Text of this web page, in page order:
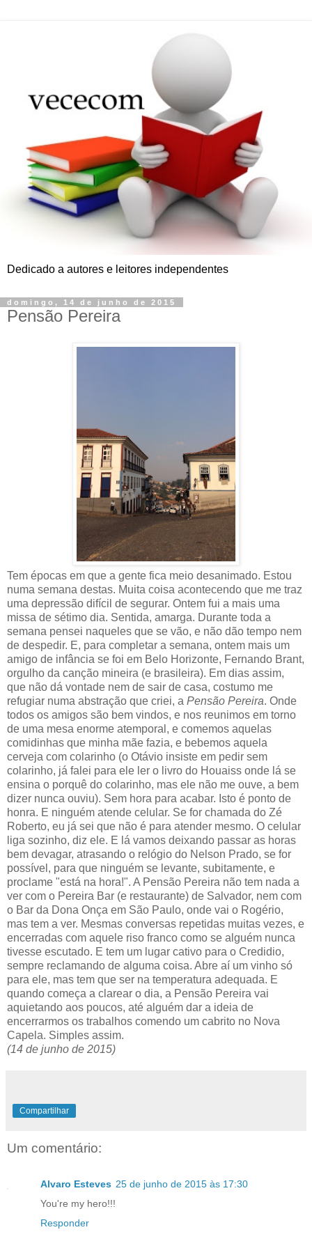
Dedicado a autores e leitores independentes
domingo, 14 de junho de 2015
Pensão Pereira
Tem épocas em que a gente fica meio desanimado. Estou
numa semana destas. Muita coisa acontecendo que me traz
uma depressão difícil de segurar. Ontem fui a mais uma
missa de sétimo dia. Sentida, amarga. Durante toda a
semana pensei naqueles que se vão, e não dão tempo nem
de despedir. E, para completar a semana, ontem mais um
amigo de infância se foi em Belo Horizonte, Fernando Brant,
orgulho da canção mineira (e brasileira). Em dias assim,
que não dá vontade nem de sair de casa, costumo me
refugiar numa abstração que criei, a Pensão Pereira. Onde
todos os amigos são bem vindos, e nos reunimos em torno
de uma mesa enorme atemporal, e comemos aquelas
comidinhas que minha mãe fazia, e bebemos aquela
cerveja com colarinho (o Otávio insiste em pedir sem
colarinho, já falei para ele ler o livro do Houaiss onde lá se
ensina o porquê do colarinho, mas ele não me ouve, a bem
dizer nunca ouviu). Sem hora para acabar. Isto é ponto de
honra. E ninguém atende celular. Se for chamada do Zé
Roberto, eu já sei que não é para atender mesmo. O celular
liga sozinho, diz ele. E lá vamos deixando passar as horas
bem devagar, atrasando o relógio do Nelson Prado, se for
possível, para que ninguém se levante, subitamente, e
proclame "está na hora!". A Pensão Pereira não tem nada a
ver com o Pereira Bar (e restaurante) de Salvador, nem com
o Bar da Dona Onça em São Paulo, onde vai o Rogério,
mas tem a ver. Mesmas conversas repetidas muitas vezes, e
encerradas com aquele riso franco como se alguém nunca
tivesse escutado. E tem um lugar cativo para o Credidio,
sempre reclamando de alguma coisa. Abre aí um vinho só
para ele, mas tem que ser na temperatura adequada. E
quando começa a clarear o dia, a Pensão Pereira vai
aquietando aos poucos, até alguém dar a ideia de
encerrarmos os trabalhos comendo um cabrito no Nova
Capela. Simples assim.
(14 de junho de 2015)
Compartilhar
Um comentário:
Alvaro Esteves 25 de junho de 2015 às 17:30
You're my hero!!!
Responder